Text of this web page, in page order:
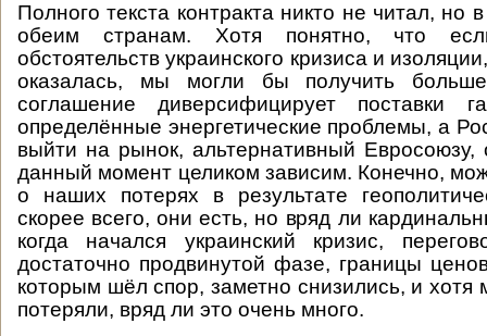
Полного текста контракта никто не читал, но
обеим странам. Хотя понятно, что
обстоятельств украинского кризиса и
оказалась, мы могли бы получить
соглашение диверсифицирует поставки
определённые энергетические проблемы, а
выйти на рынок, альтернативный Евросоюзу,
данный момент целиком зависим. Конечно,
о наших потерях в результате
скорее всего, они есть, но вряд ли
когда начался украинский кризис,
достаточно продвинутой фазе, границы
которым шёл спор, заметно снизились, и хотя
потеряли, вряд ли это очень много.